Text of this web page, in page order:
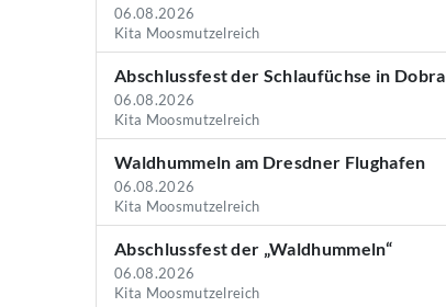
06.08.2026
Kita Moosmutzelreich
Abschlussfest der Schlaufüchse in Dobra
06.08.2026
Kita Moosmutzelreich
Waldhummeln am Dresdner Flughafen
06.08.2026
Kita Moosmutzelreich
Abschlussfest der „Waldhummeln“
06.08.2026
Kita Moosmutzelreich